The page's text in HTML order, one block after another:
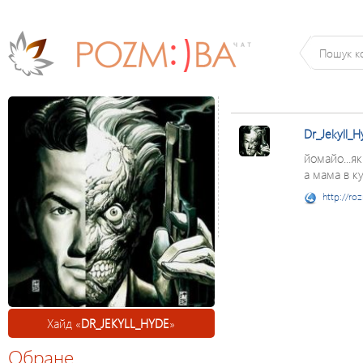
Хайд «DR_JEKYLL_HYDE»
Обране
а мама в
http://